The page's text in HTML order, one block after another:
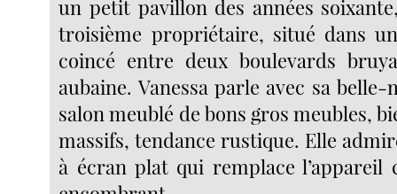
un petit pavillon des années
troisième propriétaire, situé dans
coincé entre deux boulevards
aubaine. Vanessa parle avec sa
salon meublé de bons gros meubles,
massifs, tendance rustique. Elle
à écran plat qui remplace l’appareil